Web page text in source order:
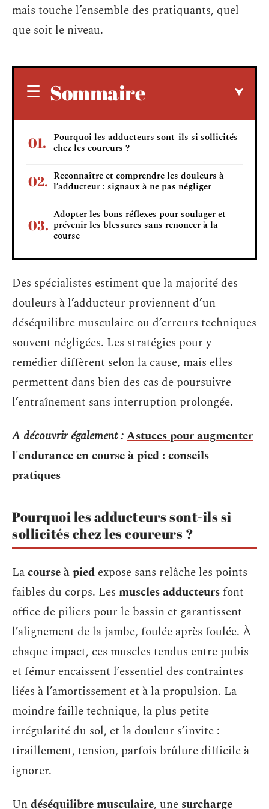
mais touche l’ensemble des pratiquants, quel
que soit le niveau.
Sommaire
Pourquoi les adducteurs sont-ils si sollicités
chez les coureurs ?
Reconnaître et comprendre les douleurs à
l’adducteur : signaux à ne pas négliger
Adopter les bons réflexes pour soulager et
prévenir les blessures sans renoncer à la
course
Des spécialistes estiment que la majorité des
douleurs à l’adducteur proviennent d’un
déséquilibre musculaire ou d’erreurs techniques
souvent négligées. Les stratégies pour y
remédier diffèrent selon la cause, mais elles
permettent dans bien des cas de poursuivre
l’entraînement sans interruption prolongée.
A découvrir également :Astuces pour augmenter
l'endurance en course à pied : conseils
pratiques
Pourquoi les adducteurs sont-ils si
sollicités chez les coureurs ?
Lacourse à pied expose sans relâche les points
faibles du corps. Les muscles adducteursfont
office de piliers pour le bassin et garantissent
l’alignement de la jambe, foulée après foulée. À
chaque impact, ces muscles tendus entre pubis
et fémur encaissent l’essentiel des contraintes
liées à l’amortissement et à la propulsion. La
moindre faille technique, la plus petite
irrégularité du sol, et la douleur s’invite :
tiraillement, tension, parfois brûlure difficile à
ignorer.
Undéséquilibre musculaire, une surcharge